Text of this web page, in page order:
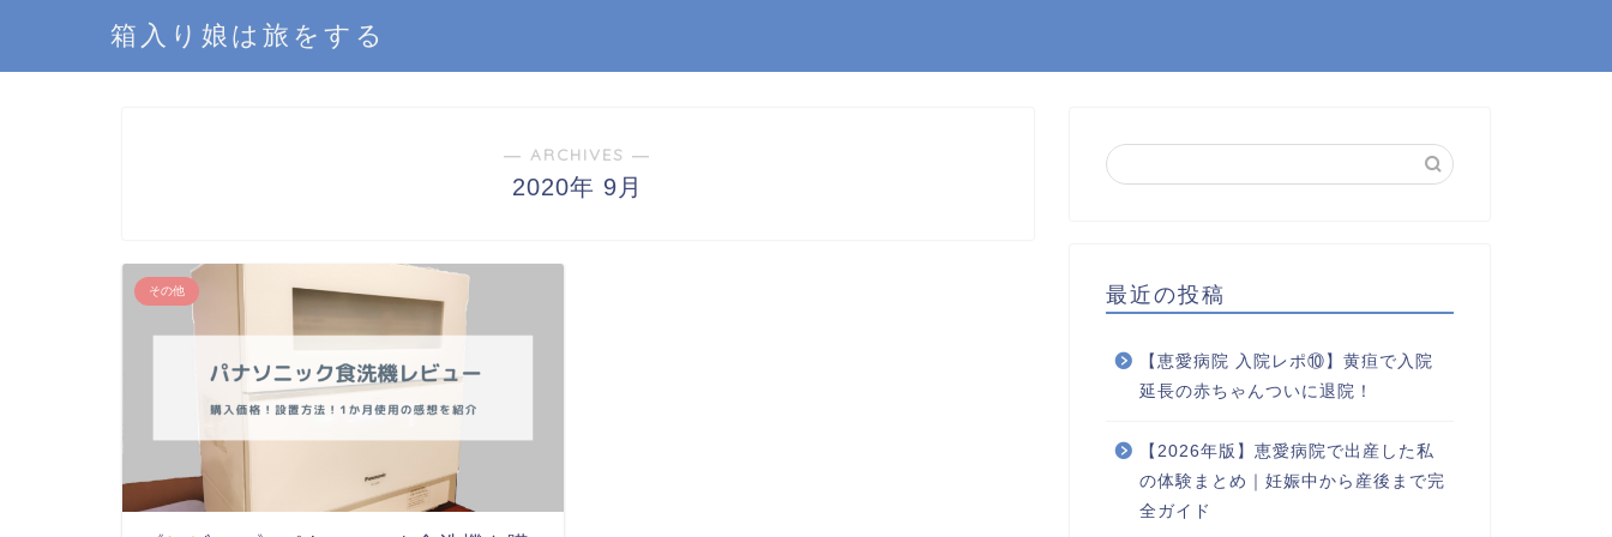
箱入り娘は旅をする
― ARCHIVES ―
2020年 9月
その他 最近の投稿
【恵愛病院 入院レポ⑩】黄疸で入院
延長の赤ちゃんついに退院！
【2026年版】恵愛病院で出産した私
の体験まとめ｜妊娠中から産後まで完
全ガイド